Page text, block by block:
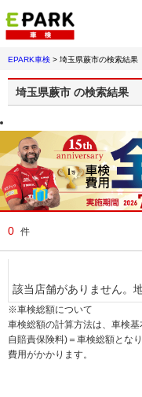
EPARK車検 > 埼玉県蕨市の検索結果
埼玉県蕨市 の検索結果
0 件
該当店舗がありません。
※車検総額について
車検総額の計算方法は、車検
自賠責保険料)＝車検総額とな
費用がかかります。